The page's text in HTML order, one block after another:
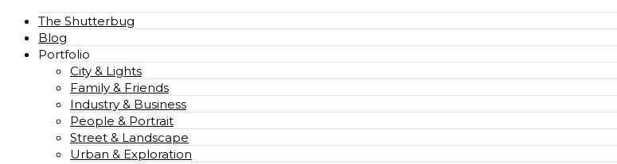
The Shutterbug
Blog
Portfolio
City & Lights
Family & Friends
Industry & Business
People & Portrait
Street & Landscape
Urban & Exploration